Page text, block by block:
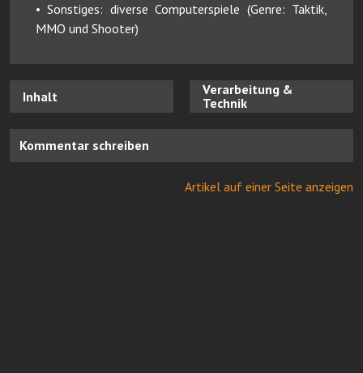
• Sonstiges: diverse Computerspiele (Genre: Taktik,
MMO und Shooter)
Inhalt
Verarbeitung &
Technik
Kommentar schreiben
Artikel auf einer Seite anzeigen